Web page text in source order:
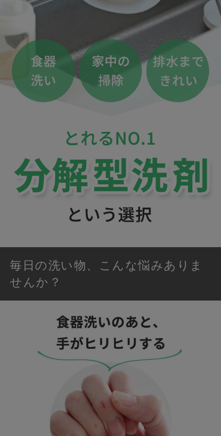
毎日の洗い物、こんな悩みありま
せんか？